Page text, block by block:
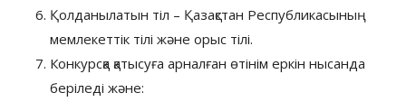
Қолданылатын тіл – Қазақстан Республикасының
мемлекеттік тілі және орыс тілі.
Конкурсқа қатысуға арналған өтінім еркін нысанда
беріледі және: